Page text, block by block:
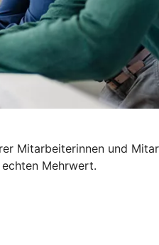
Mitarbeiterinnen und
Mehrwert.